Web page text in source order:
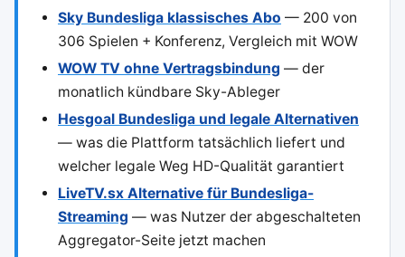
Sky Bundesliga klassisches Abo — 200 von
306 Spielen + Konferenz, Vergleich mit WOW
WOW TV ohne Vertragsbindung — der
monatlich kündbare Sky-Ableger
Hesgoal Bundesliga und legale Alternativen
— was die Plattform tatsächlich liefert und
welcher legale Weg HD-Qualität garantiert
LiveTV.sx Alternative für Bundesliga-
Streaming — was Nutzer der abgeschalteten
Aggregator-Seite jetzt machen